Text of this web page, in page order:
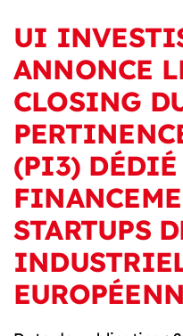
UI
ANNONCE
CLOSING
(PI3) DÉDIÉ
STARTUPS